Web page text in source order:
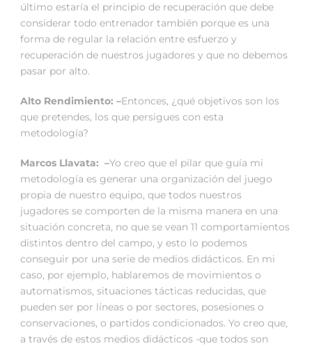
último estaría el principio de recuperación que debe
considerar todo entrenador también porque es una
forma de regular la relación entre esfuerzo y
recuperación de nuestros jugadores y que no debemos
pasar por alto.
Alto Rendimiento: –Entonces, ¿qué objetivos son los
que pretendes, los que persigues con esta
metodología?
Marcos Llavata: –Yo creo que el pilar que guía mi
metodología es generar una organización del juego
propia de nuestro equipo, que todos nuestros
jugadores se comporten de la misma manera en una
situación concreta, no que se vean 11 comportamientos
distintos dentro del campo, y esto lo podemos
conseguir por una serie de medios didácticos. En mi
caso, por ejemplo, hablaremos de movimientos o
automatismos, situaciones tácticas reducidas, que
pueden ser por líneas o por sectores, posesiones o
conservaciones, o partidos condicionados. Yo creo que,
a través de estos medios didácticos -que todos son